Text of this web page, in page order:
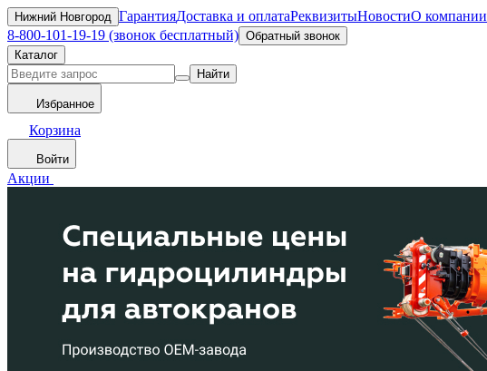
Нижний Новгород ГарантияДоставка и оплатаРеквизитыНовостиО компании
8-800-101-19-19 (звонок бесплатный) Обратный звонок
Каталог
Найти
Избранное
Корзина
Войти
Акции